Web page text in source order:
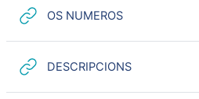
OS NUMEROSURL
DESCRIPCIONSURL